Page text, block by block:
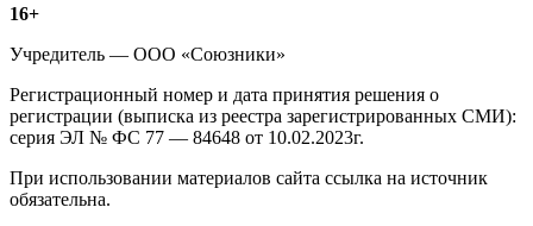
Информация
о
издании
16+
Учредитель — ООО «Союзники»
Регистрационный номер и дата принятия решения о
регистрации (выписка из реестра зарегистрированных СМИ):
серия ЭЛ № ФС 77 — 84648 от 10.02.2023г.
При использовании материалов сайта ссылка на источник
обязательна.